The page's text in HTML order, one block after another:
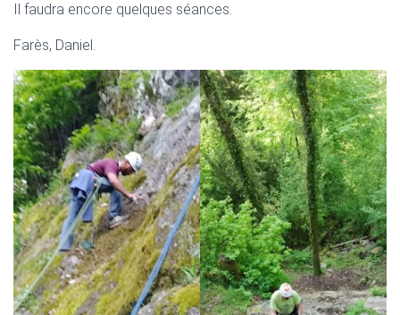
Il faudra encore quelques séances.
Farès, Daniel.